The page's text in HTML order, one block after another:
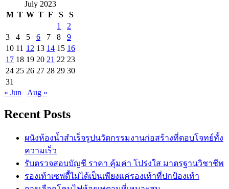
July 2023
M T W T F S
S
1
2
3
4 5 6 7 8
9
10 11 12 13 14 15 16
17 18 19 20 21 22 23
24 25 26 27 28 29 30
31
« Jun
Aug »
Recent Posts
ผนังห้องน้ำสำเร็จรูปนวัตกรรมงานก่อสร้างที่ตอบโจทย์ทั้ง
ความเร็ว
รับตรวจสอบบัญชี ราคา คุ้มค่า โปร่งใส มาตรฐานวิชาชีพ
รองเท้าเซฟตี้ไม่ได้เป็นเพียงแค่รองเท้าที่ปกป้องเท้า